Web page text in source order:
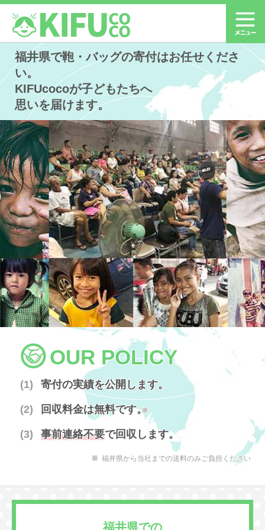
福井県で鞄・バッグの寄付はお任せくださ
い。
KIFUcocoが子どもたちへ
思いを届けます。
OUR POLICY
寄付の実績を公開します。
回収料金は無料です。
※
事前連絡不要で回収します。
福井県から当社までの送料のみご負担ください
福井県での